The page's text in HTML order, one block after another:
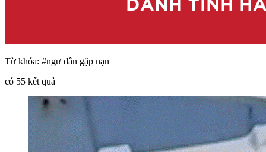
Từ khóa: #ngư dân gặp nạn
có 55 kết quả